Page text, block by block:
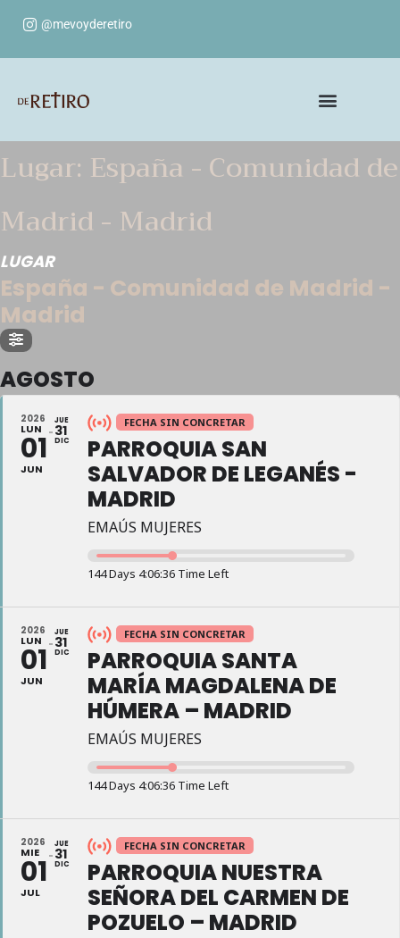
@mevoyderetiro
Lugar: España - Comunidad de
Madrid - Madrid
LUGAR
España - Comunidad de Madrid -
Madrid
AGOSTO
2026
LUN
01
JUN
JUE
31
DIC
FECHA SIN CONCRETAR
PARROQUIA SAN
SALVADOR DE LEGANÉS -
MADRID
EMAÚS MUJERES
144 Days 4:06:35 Time Left
2026
LUN
01
JUN
JUE
31
DIC
FECHA SIN CONCRETAR
PARROQUIA SANTA
MARÍA MAGDALENA DE
HÚMERA – MADRID
EMAÚS MUJERES
144 Days 4:06:35 Time Left
2026
MIE
01
JUL
JUE
31
DIC
FECHA SIN CONCRETAR
PARROQUIA NUESTRA
SEÑORA DEL CARMEN DE
POZUELO – MADRID